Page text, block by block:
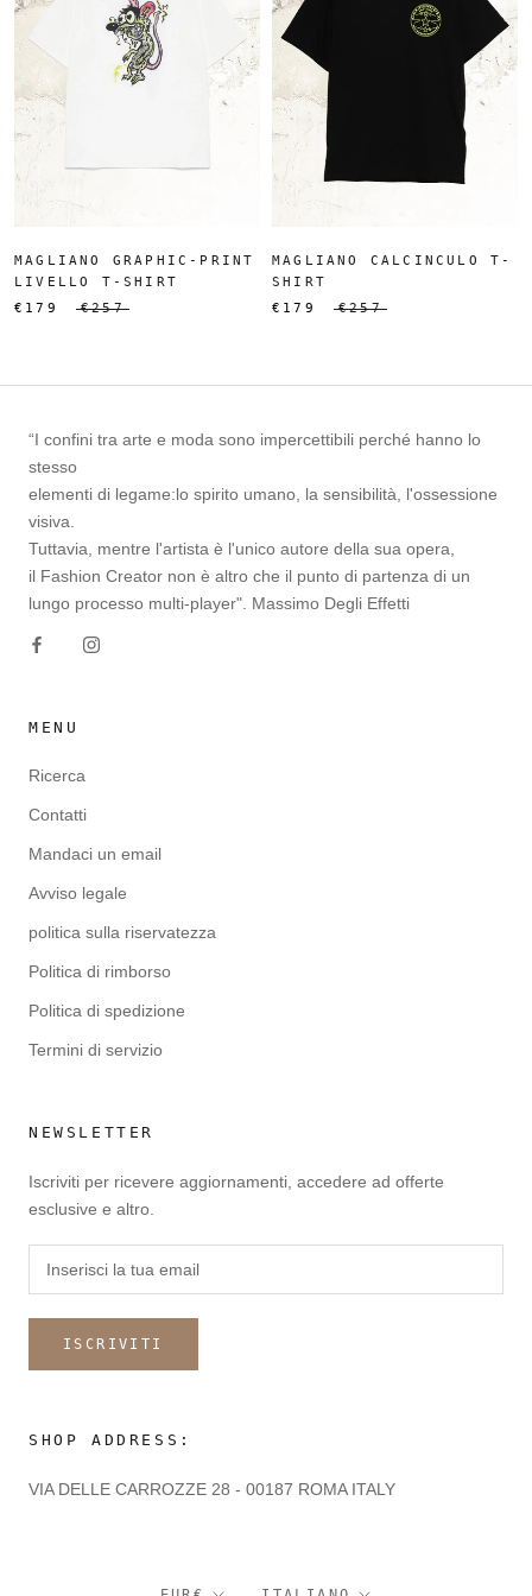
MAGLIANO GRAPHIC-PRINT
LIVELLO T-SHIRT
€179
€257
MAGLIANO CALCINCULO T-
SHIRT
€179
€257
“I confini tra arte e moda sono impercettibili perché hanno lo
stesso
elementi di legame:lo spirito umano, la sensibilità, l'ossessione
visiva.
Tuttavia, mentre l'artista è l'unico autore della sua opera,
il Fashion Creator non è altro che il punto di partenza di un
lungo processo multi-player". Massimo Degli Effetti
MENU
Ricerca
Contatti
Mandaci un email
Avviso legale
politica sulla riservatezza
Politica di rimborso
Politica di spedizione
Termini di servizio
NEWSLETTER
Iscriviti per ricevere aggiornamenti, accedere ad offerte
esclusive e altro.
ISCRIVITI
SHOP ADDRESS:
VIA DELLE CARROZZE 28 - 00187 ROMA ITALY
Valuta Lingua